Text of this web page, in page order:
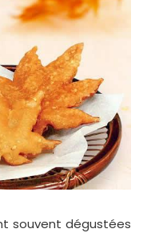
souvent dégustées